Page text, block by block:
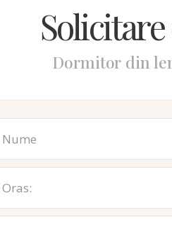
Dormitor din